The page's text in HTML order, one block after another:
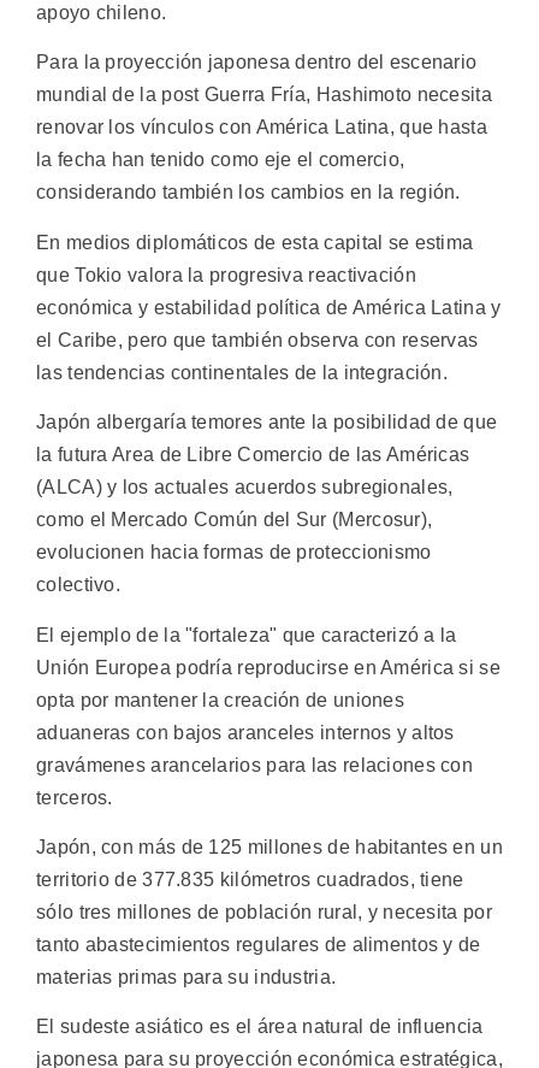
apoyo chileno.
Para la proyección japonesa dentro del escenario
mundial de la post Guerra Fría, Hashimoto necesita
renovar los vínculos con América Latina, que hasta
la fecha han tenido como eje el comercio,
considerando también los cambios en la región.
En medios diplomáticos de esta capital se estima
que Tokio valora la progresiva reactivación
económica y estabilidad política de América Latina y
el Caribe, pero que también observa con reservas
las tendencias continentales de la integración.
Japón albergaría temores ante la posibilidad de que
la futura Area de Libre Comercio de las Américas
(ALCA) y los actuales acuerdos subregionales,
como el Mercado Común del Sur (Mercosur),
evolucionen hacia formas de proteccionismo
colectivo.
El ejemplo de la "fortaleza" que caracterizó a la
Unión Europea podría reproducirse en América si se
opta por mantener la creación de uniones
aduaneras con bajos aranceles internos y altos
gravámenes arancelarios para las relaciones con
terceros.
Japón, con más de 125 millones de habitantes en un
territorio de 377.835 kilómetros cuadrados, tiene
sólo tres millones de población rural, y necesita por
tanto abastecimientos regulares de alimentos y de
materias primas para su industria.
El sudeste asiático es el área natural de influencia
japonesa para su proyección económica estratégica,